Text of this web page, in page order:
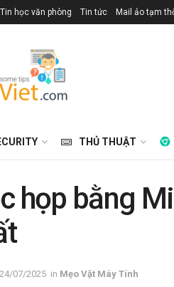
Tin học văn phòng Tin tức Mail ảo tạm
THỦ THUẬT
họp bằng
07/2025 in Mẹo Vặt Máy Tính